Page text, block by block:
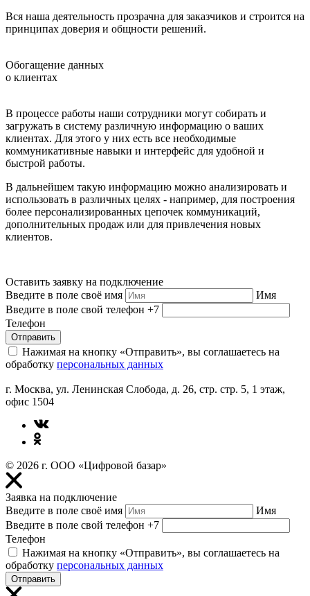
Вся наша деятельность прозрачна для заказчиков и строится на
принципах доверия и общности решений.
Обогащение данных
о клиентах
В процессе работы наши сотрудники могут собирать и
загружать в систему различную информацию о ваших
клиентах. Для этого у них есть все необходимые
коммуникативные навыки и интерфейс для удобной и
быстрой работы.
В дальнейшем такую информацию можно анализировать и
использовать в различных целях - например, для построения
более персонализированных цепочек коммуникаций,
дополнительных продаж или для привлечения новых
клиентов.
Оставить заявку на подключение
Введите в поле своё имя
Имя
Введите в поле свой телефон +7
Телефон
Отправить
Нажимая на кнопку «Отправить», вы соглашаетесь на
обработку персональных данных
г. Москва, ул. Ленинская Слобода, д. 26, стр. стр. 5, 1 этаж,
офис 1504
© 2026 г. ООО «Цифровой базар»
Заявка на подключение
Введите в поле своё имя
Имя
Введите в поле свой телефон +7
Телефон
Нажимая на кнопку «Отправить», вы соглашаетесь на
обработку персональных данных
Отправить